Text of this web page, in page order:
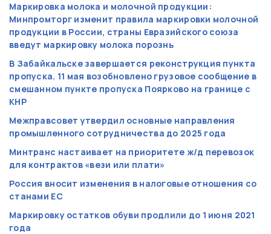
Маркировка молока и молочной продукции:
Минпромторг изменит правила маркировки молочной
продукции в России, страны Евразийского союза
введут маркировку молока порознь
В Забайкальске завершается реконструкция пункта
пропуска. 11 мая возобновлено грузовое сообщение в
смешанном пункте пропуска Поярково на границе с
КНР
Межправсовет утвердил основные направления
промышленного сотрудничества до 2025 года
Минтранс настаивает на приоритете ж/д перевозок
для контрактов «вези или плати»
Россия вносит изменения в налоговые отношения со
станами ЕС
Маркировку остатков обуви продлили до 1 июня 2021
года